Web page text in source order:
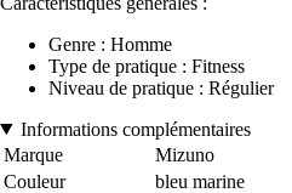
Genre : Homme
Type de pratique : Fitness
Niveau de pratique : Régulier
Informations complémentaires
Marque
Mizuno
Couleur
bleu marine